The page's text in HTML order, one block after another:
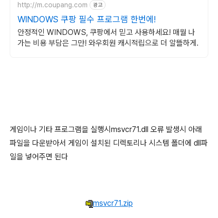
http://m.coupang.com 광고
WINDOWS 쿠팡 필수 프로그램 한번에!
안정적인 WINDOWS, 쿠팡에서 믿고 사용하세요! 매월 나
가는 비용 부담은 그만! 와우회원 캐시적립으로 더 알뜰하게.
게임이나 기타 프로그램을 실행시msvcr71.dll 오류 발생시 아래
파일을 다운받아서 게임이 설치된 디렉토리나 시스템 폴더에 dll파
일을 넣어주면 된다
msvcr71.zip